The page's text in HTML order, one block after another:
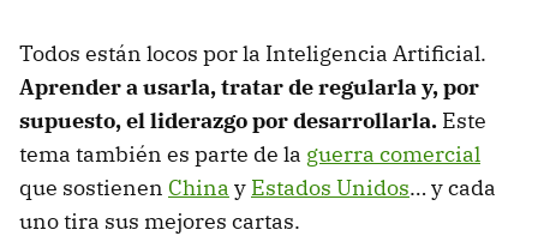
Todos están locos por la Inteligencia Artificial.
Aprender a usarla, tratar de regularla y, por
supuesto, el liderazgo por desarrollarla. Este
tema también es parte de la guerra comercial
que sostienen China y Estados Unidos… y cada
uno tira sus mejores cartas.